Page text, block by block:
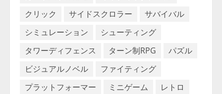
クリック
サイドスクロラー
サバイバル
シミュレーション
シューティング
タワーディフェンス
ターン制RPG
パズル
ビジュアルノベル
ファイティング
プラットフォーマー
ミニゲーム レトロ